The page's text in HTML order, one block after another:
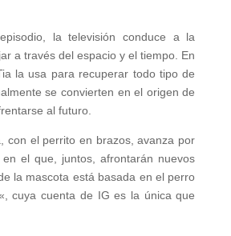
la televisión conduce a la
a través del espacio y el tiempo. En
la usa para recuperar todo tipo de
se convierten en el origen de
al futuro.
con el perrito en brazos, avanza por
el que, juntos, afrontarán nuevos
la mascota está basada en el perro
cuya cuenta de IG es la única que